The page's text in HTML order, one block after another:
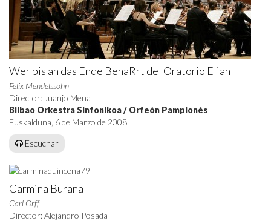
Wer bis an das Ende BehaRrt del Oratorio Eliah
Felix Mendelssohn
Director: Juanjo Mena
Bilbao Orkestra Sinfonikoa / Orfeón Pamplonés
Euskalduna, 6 de Marzo de 2008
Escuchar
Carmina Burana
Carl Orff
Director: Alejandro Posada